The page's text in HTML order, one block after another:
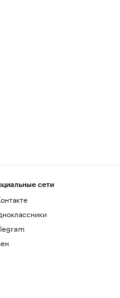
сети